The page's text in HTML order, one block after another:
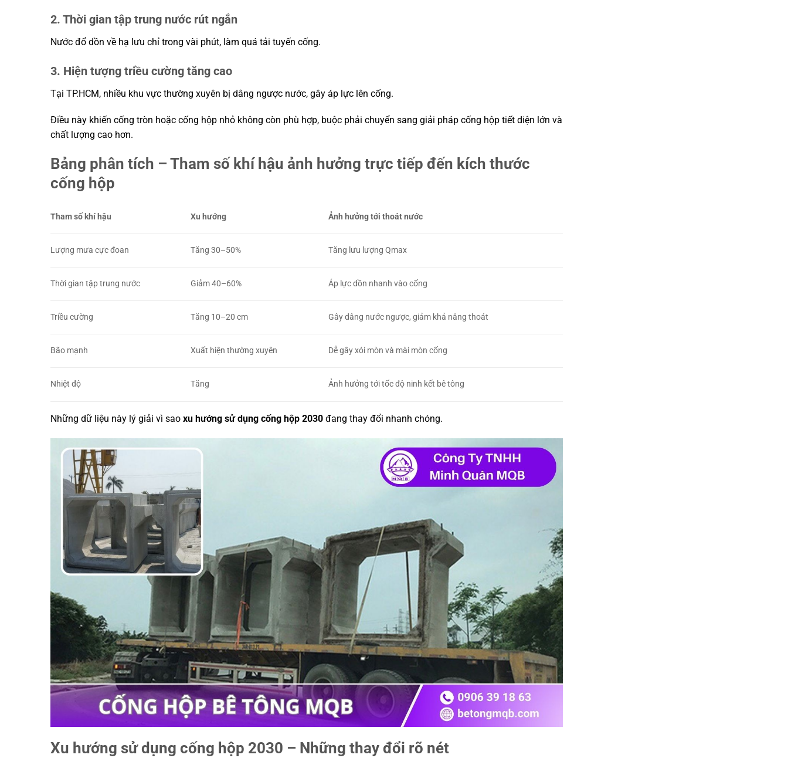
2. Thời gian tập trung nước rút ngắn
Nước đổ dồn về hạ lưu chỉ trong vài phút, làm quá tải tuyến cống.
3. Hiện tượng triều cường tăng cao
Tại TP.HCM, nhiều khu vực thường xuyên bị dâng ngược nước, gây áp lực lên cống.
Điều này khiến cống tròn hoặc cống hộp nhỏ không còn phù hợp, buộc phải chuyển sang giải pháp cống hộp tiết diện lớn và
chất lượng cao hơn.
Bảng phân tích – Tham số khí hậu ảnh hưởng trực tiếp đến kích thước
cống hộp
Tham số khí hậu Xu hướng Ảnh hưởng tới thoát nước
Lượng mưa cực đoan Tăng 30–50% Tăng lưu lượng Qmax
Thời gian tập trung nước Giảm 40–60% Áp lực dồn nhanh vào cống
Triều cường Tăng 10–20 cm Gây dâng nước ngược, giảm khả năng thoát
Bão mạnh Xuất hiện thường xuyên Dễ gây xói mòn và mài mòn cống
Nhiệt độ Tăng Ảnh hưởng tới tốc độ ninh kết bê tông
Những dữ liệu này lý giải vì sao xu hướng sử dụng cống hộp 2030đang thay đổi nhanh chóng.
Xu hướng sử dụng cống hộp 2030 – Những thay đổi rõ nét